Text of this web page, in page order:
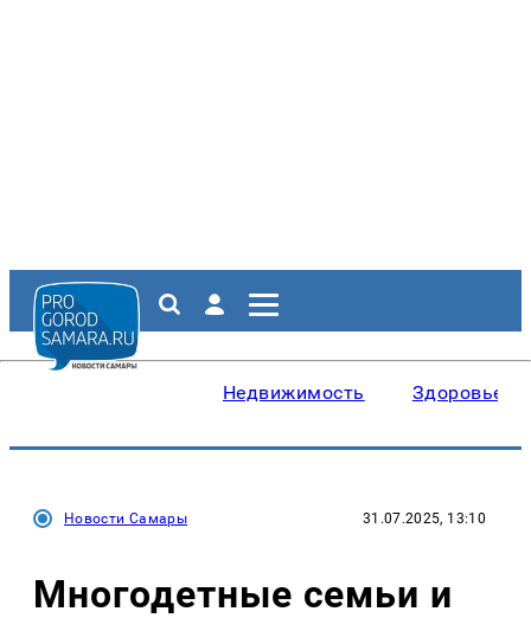
Недвижимость Здоровье
Новости Самары 31.07.2025, 13:10
Многодетные семьи и